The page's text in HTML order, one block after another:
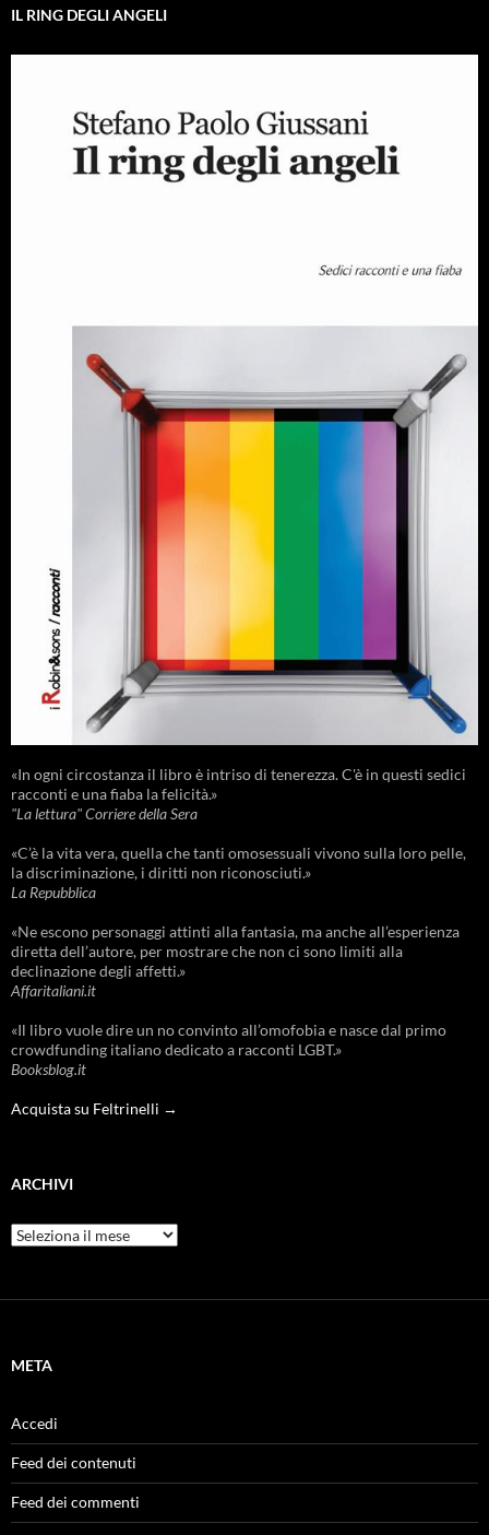
IL RING DEGLI ANGELI
«In ogni circostanza il libro è intriso di tenerezza. C'è in questi sedici
racconti e una fiaba la felicità.»
"La lettura" Corriere della Sera
«C’è la vita vera, quella che tanti omosessuali vivono sulla loro pelle,
la discriminazione, i diritti non riconosciuti.»
La Repubblica
«Ne escono personaggi attinti alla fantasia, ma anche all’esperienza
diretta dell’autore, per mostrare che non ci sono limiti alla
declinazione degli affetti.»
Affaritaliani.it
«Il libro vuole dire un no convinto all’omofobia e nasce dal primo
crowdfunding italiano dedicato a racconti LGBT.»
Booksblog.it
Acquista su Feltrinelli →
ARCHIVI
Archivi
META
Accedi
Feed dei contenuti
Feed dei commenti